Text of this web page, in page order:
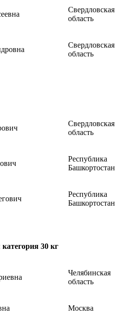
Свердловская
область
Свердловская
область
Свердловская
область
Республика
Башкортостан
Республика
Башкортостан
30 кг
Челябинская
область
Москва